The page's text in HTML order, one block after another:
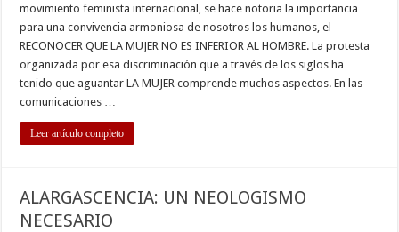
movimiento feminista internacional, se hace notoria la importancia
para una convivencia armoniosa de nosotros los humanos, el
RECONOCER QUE LA MUJER NO ES INFERIOR AL HOMBRE. La protesta
organizada por esa discriminación que a través de los siglos ha
tenido que aguantar LA MUJER comprende muchos aspectos. En las
comunicaciones …
Leer artículo completo
ALARGASCENCIA: UN NEOLOGISMO
NECESARIO